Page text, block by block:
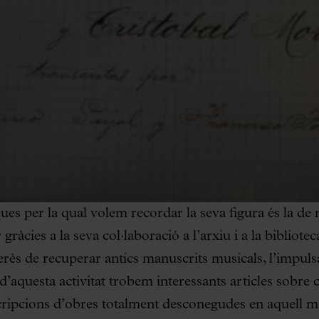
per la qual volem recordar la seva figura és la de
a la seva col·laboració a l’arxiu i a la
de recuperar antics manuscrits musicals,
activitat trobem interessants articles sobre
d’obres totalment desconegudes en aquell